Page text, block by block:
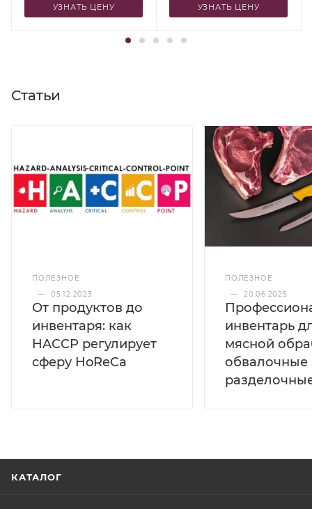
УЗНАТЬ ЦЕНУ УЗНАТЬ ЦЕНУ
Статьи
ПОЛЕЗНОЕ
—
05.12.2023
От продуктов до
инвентаря: как
HACCP регулирует
сферу HoReCa
ПОЛЕЗНОЕ
—
20.06.2025
инвентарь
мясной
обвалочные
КАТАЛОГ